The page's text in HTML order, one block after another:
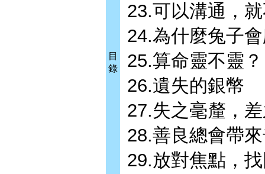
目
錄
23.可以溝通，
24.為什麼兔子
25.算命靈不靈？
26.遺失的銀幣
27.失之毫釐，
28.善良總會帶
29.放對焦點，